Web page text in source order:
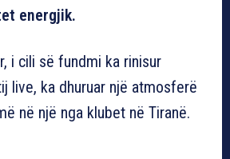
energjik.
i cili së fundmi ka rinisur
live, ka dhuruar një atmosferë
në një nga klubet në Tiranë.